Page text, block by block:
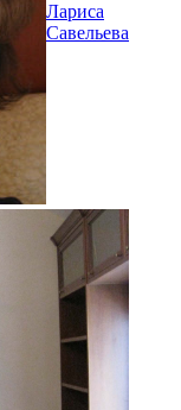
Лариса
Савельева